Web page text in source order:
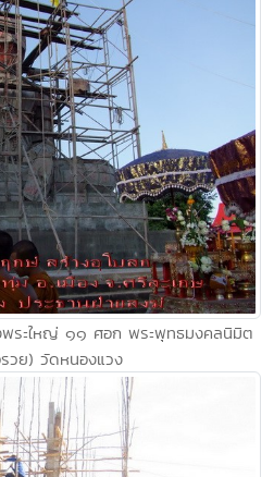
ระใหญ่ ๑๑ ศอก พระพุทธมงคลนิมิต
วย) วัดหนองแวง